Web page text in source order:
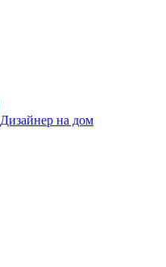
Дизайнер на дом